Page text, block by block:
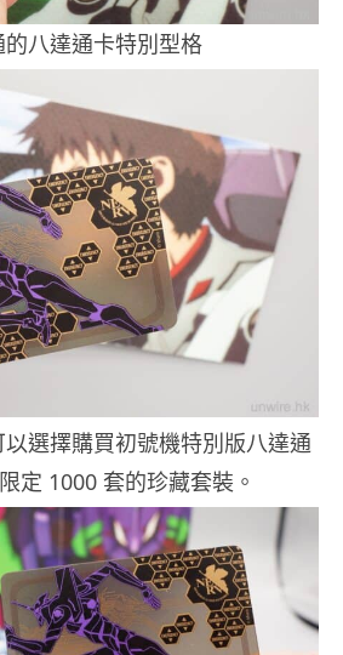
八達通卡特別型格
以選擇購買初號機特別版八達通
定 1000 套的珍藏套裝。